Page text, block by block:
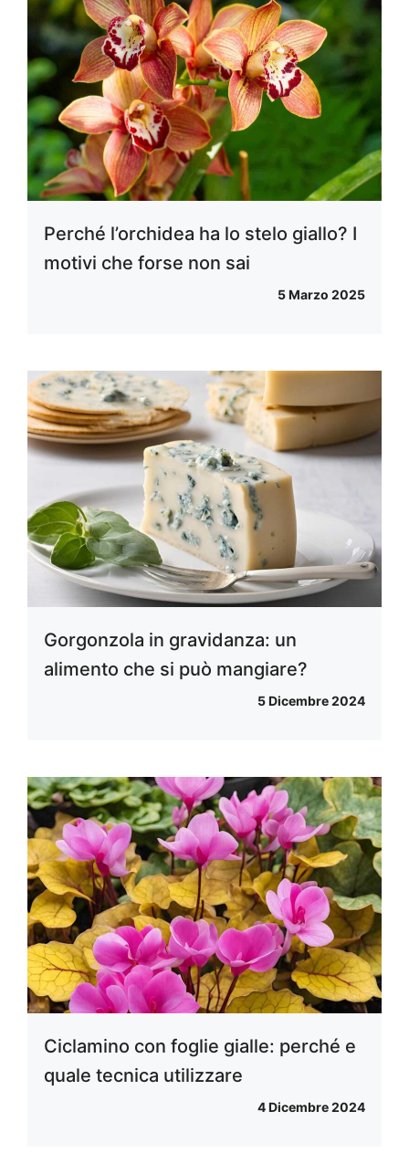
Perché l’orchidea ha lo stelo giallo? I
motivi che forse non sai
5 Marzo 2025
Gorgonzola in gravidanza: un
alimento che si può mangiare?
5 Dicembre 2024
Ciclamino con foglie gialle: perché e
quale tecnica utilizzare
4 Dicembre 2024